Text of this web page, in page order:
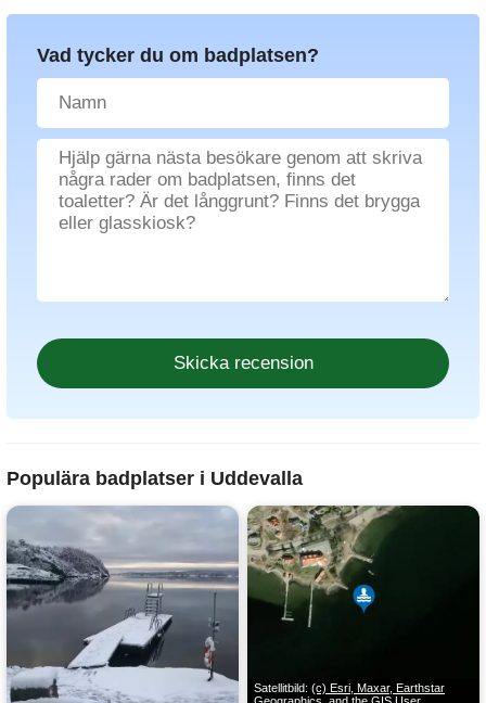
Vad tycker du om badplatsen?
Populära badplatser i Uddevalla
Satellitbild: (c) Esri, Maxar, Earthstar